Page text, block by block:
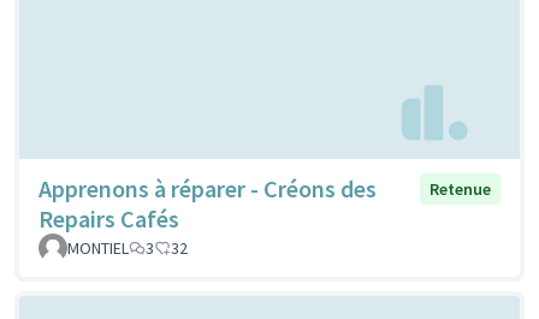
Apprenons à réparer - Créons des
Repairs Cafés
Retenue
MONTIEL 3 32